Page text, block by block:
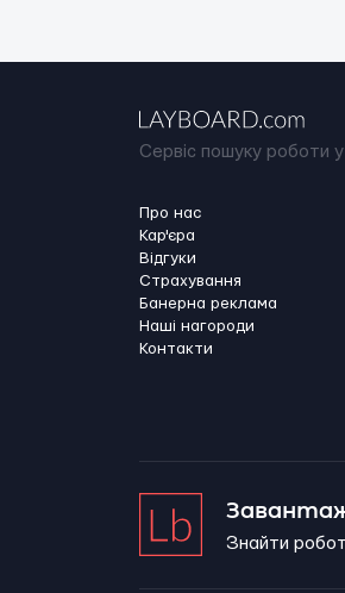
Сервіс пошуку роботи у
Про нас
Кар'єра
Відгуки
Страхування
Банерна реклама
Наші нагороди
Контакти
Знайти